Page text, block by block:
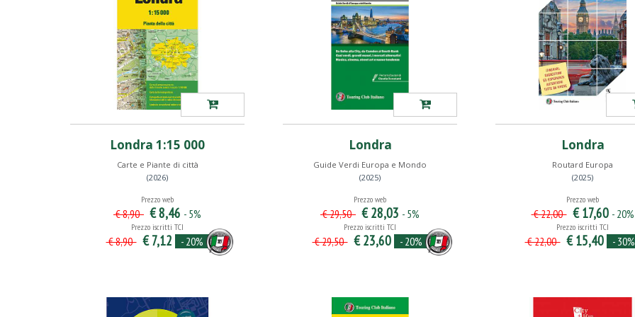
Londra 1:15 000
Carte e Piante di città
(2026)
Prezzo web
€ 8,90 € 8,46 - 5%
Prezzo iscritti TCI
€ 8,90 € 7,12 - 20%
Londra
Guide Verdi Europa e Mondo
(2025)
Prezzo web
€ 29,50 € 28,03 - 5%
Prezzo iscritti TCI
€ 29,50 € 23,60 - 20%
Londra
Routard Europa
(2025)
Prezzo web
€ 22,00 € 17,60 - 20%
Prezzo iscritti TCI
€ 22,00 € 15,40 - 30%